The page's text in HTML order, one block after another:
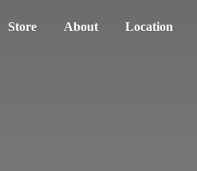
Store About Location